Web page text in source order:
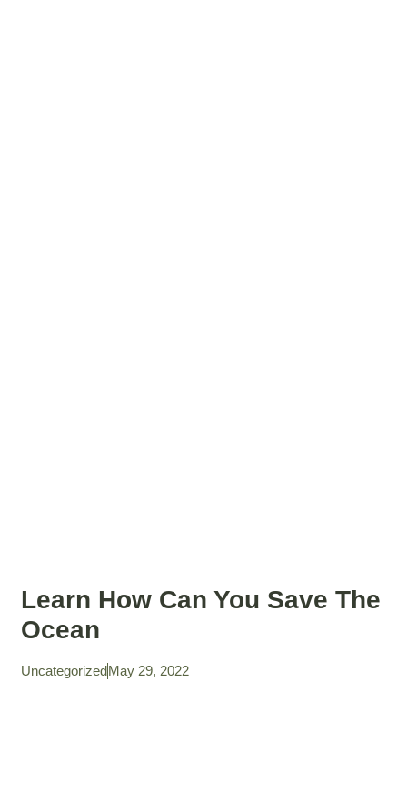
Learn How Can You Save The
Ocean
UncategorizedMay 29, 2022